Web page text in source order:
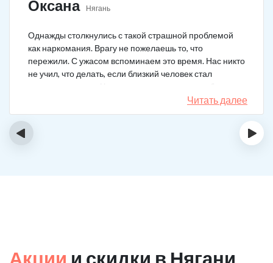
Оксана Нягань
Однажды столкнулись с такой страшной проблемой
как наркомания. Врагу не пожелаешь то, что
пережили. С ужасом вспоминаем это время. Нас никто
не учил, что делать, если близкий человек стал
наркозависимым. Честно говоря, надежды не было,
думали, что все лечение бесполезно, но решили
попробовать и отправить родственника в клинику на
Читать далее
‹ ›
Акции и скидки в Нягани